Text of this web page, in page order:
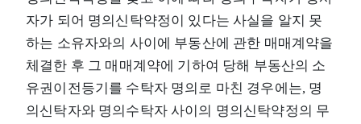
자가 되어 명의신탁약정이 있다는 사실을 알지 못
하는 소유자와의 사이에 부동산에 관한 매매계약을
체결한 후 그 매매계약에 기하여 당해 부동산의 소
유권이전등기를 수탁자 명의로 마친 경우에는, 명
의신탁자와 명의수탁자 사이의 명의신탁약정의 무